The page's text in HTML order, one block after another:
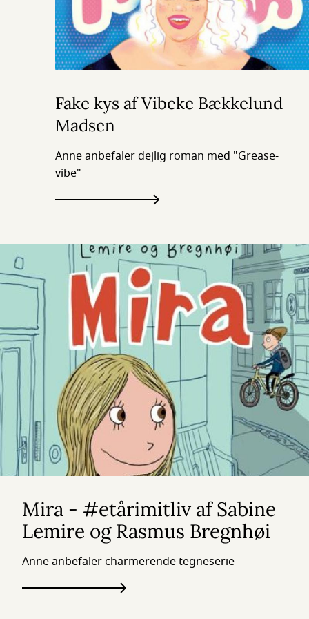
Fake kys af Vibeke Bækkelund
Madsen
Anne anbefaler dejlig roman med "Grease-
vibe"
Mira - #etårimitliv af Sabine
Lemire og Rasmus Bregnhøi
Anne anbefaler charmerende tegneserie